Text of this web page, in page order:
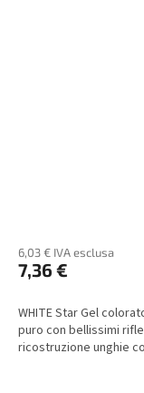
6,03 € IVA esclusa
7,36 €
WHITE Star Gel
puro con bellissimi
ricostruzione unghie